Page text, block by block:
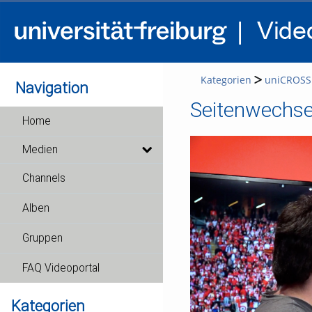
Navigation
Home
Medien
Channels
Alben
Gruppen
FAQ Videoportal
Kategorien
Kategorien uniCROSS